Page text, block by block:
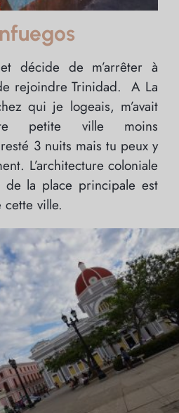
décide de m’arrêter à
rejoindre Trinidad. A La
qui je logeais, m’avait
petite ville moins
3 nuits mais tu peux y
L’architecture coloniale
de la place principale est
ville.